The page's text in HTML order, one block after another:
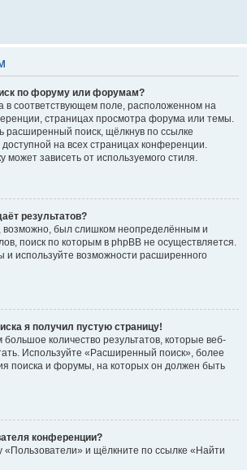
по форуму или форумам?
в соответствующем поле, расположенном на
страницах просмотра форума или темы.
расширенный поиск, щёлкнув по ссылке
на всех страницах конференции.
может зависеть от используемого стиля.
результатов?
возможно, был слишком неопределённым и
поиск по которым в phpBB не осуществляется.
и используйте возможности расширенного
я получил пустую страницу!
количество результатов, которые веб-
Используйте «Расширенный поиск», более
поиска и форумы, на которых он должен быть
конференции?
«Пользователи» и щёлкните по ссылке «Найти